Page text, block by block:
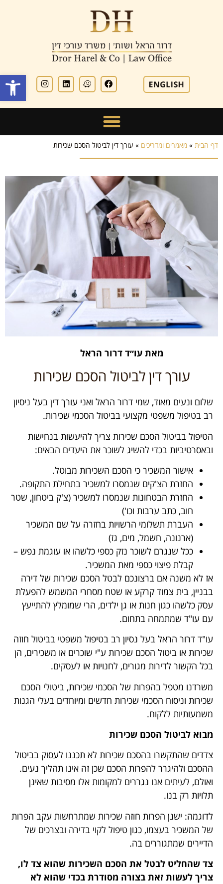
פתח
דף הבית » מאמרים ומדריכים » עורך דין לביטול הסכם שכירות
מאת עו״ד דרור הראל
עורך דין לביטול הסכם שכירות
שלום ונעים מאוד, שמי דרור הראל ואני עורך דין בעל ניסיון
רב בטיפול משפטי מקצועי בביטול הסכמי שכירות.
הטיפול בביטול הסכם שכירות צריך להיעשות בנחישות
ובאסרטיביות בכדי להשיג לשוכר את היעדים הבאים:
אישור המשכיר כי הסכם השכירות מבוטל.
החזרת הצ'קים שנמסרו למשכיר בתחילת התקופה.
החזרת הבטחונות שנמסרו למשכיר (צ'ק ביטחון, שטר
חוב, כתב ערבות וכו')
העברת תשלומי הרשויות בחזרה על שם המשכיר
(ארנונה, חשמל, מים, גז)
ככל שנגרם לשוכר נזק כספי כלשהו או עוגמת נפש –
קבלת פיצוי כספי מאת המשכיר.
אז לא משנה אם ברצונכם לבטל הסכם שכירות של דירה
בבניין, בית צמוד קרקע או שטח מסחרי המשמש להפעלת
עסק כלשהו כגון חנות או גן ילדים, הרי שמומלץ להתייעץ
עם עו"ד שמתמחה בתחום.
עו"ד דרור הראל בעל נסיון רב בטיפול משפטי בביטול חוזה
שכירות או ביטול הסכם שכירות ע"י שוכרים או משכירים, הן
בכל הקשור לדירות מגורים, לחנויות או לעסקים.
משרדנו מטפל בהפרות של הסכמי שכירות, ביטולי הסכם
שכירות וניסוח הסכמי שכירות חדשים ומיוחדים בעלי הגנות
משמעותיות ללקוח.
מבוא לביטול הסכם שכירות
צדדים שהתקשרו בהסכם שכירות לא תכננו לעסוק בביטול
ההסכם ולהיגרר להפרות הסכם שכן זה אינו תהליך נעים.
ואולם, לעיתים אנו נגררים למקומות אלו מסיבות שאינן
תלויות רק בנו.
לדוגמה: ישנן הפרות חוזה שכירות שמתרחשות עקב הפרות
של המשכיר בעצמו, כגון טיפול לקוי בדירה ובצרכים של
הדיירים שמתגוררים בה.
צד שהחליט לבטל את הסכם השכירות שהוא צד לו,
צריך לעשות זאת בצורה מסודרת בכדי שהוא לא